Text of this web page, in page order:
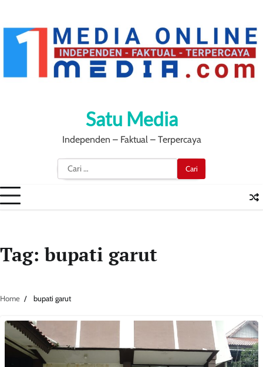
content
Satu Media
Independen – Faktual – Terpercaya
Cari
untuk:
Tag:bupati garut
Home bupati garut